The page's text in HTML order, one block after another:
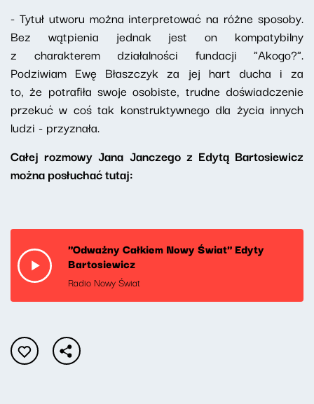
- Tytuł utworu można interpretować na różne sposoby.
Bez wątpienia jednak jest on kompatybilny
z charakterem działalności fundacji "Akogo?".
Podziwiam Ewę Błaszczyk za jej hart ducha i za
to, że potrafiła swoje osobiste, trudne doświadczenie
przekuć w coś tak konstruktywnego dla życia innych
ludzi - przyznała.
Całej rozmowy Jana Janczego z Edytą Bartosiewicz
można posłuchać tutaj:
"Odważny Całkiem Nowy Świat" Edyty
Bartosiewicz
Radio Nowy Świat